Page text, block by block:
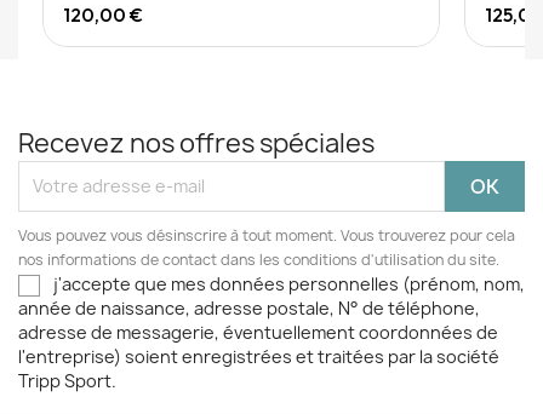
120,00 €
Recevez nos offres spéciales
Vous pouvez vous désinscrire à tout moment. Vous trouverez pour cela
nos informations de contact dans les conditions d'utilisation du site.
j'accepte que mes données personnelles (prénom, nom,
année de naissance, adresse postale, N° de téléphone,
adresse de messagerie, éventuellement coordonnées de
l'entreprise) soient enregistrées et traitées par la société
Tripp Sport.